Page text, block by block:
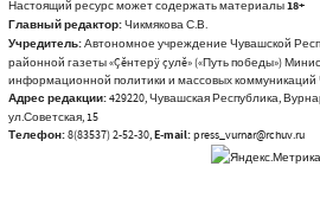
Настоящий ресурс может содержать материалы18+
Главный редактор:Чикмякова С.В.
Учредитель:Автономное учреждение Чувашской
районной газеты «Çĕнтерÿ çулĕ» («Путь победы»)
информационной политики и массовых коммуникаций
Адрес редакции:429220, Чувашская Республика,
ул.Советская, 15
Телефон:8(83537) 2-52-30,E-mail:press_vurnar@rchuv.ru